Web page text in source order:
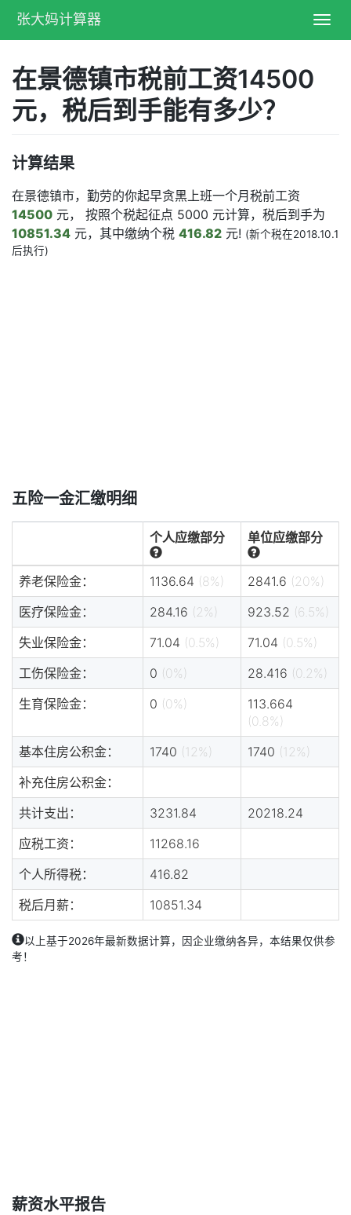
张大妈计算器
在景德镇市税前工资14500
元，税后到手能有多少？
计算结果
在景德镇市，勤劳的你起早贪黑上班一个月税前工资
14500 元， 按照个税起征点 5000 元计算，税后到手为
10851.34 元，其中缴纳个税 416.82 元! (新个税在2018.10.1
后执行)
五险一金汇缴明细
个人应缴部分 单位应缴部分
养老保险金： 1136.64 (8%) 2841.6 (20%)
医疗保险金：
284.16 (2%) 923.52 (6.5%)
失业保险金：
71.04 (0.5%) 71.04 (0.5%)
工伤保险金：
0 (0%) 28.416 (0.2%)
生育保险金：
0 (0%)
113.664
(0.8%)
基本住房公积金：
1740 (12%) 1740 (12%)
补充住房公积金：
共计支出：
3231.84
20218.24
应税工资：
11268.16
个人所得税：
416.82
税后月薪：
10851.34
以上基于2026年最新数据计算，因企业缴纳各异，本结果仅供参
考！
薪资水平报告